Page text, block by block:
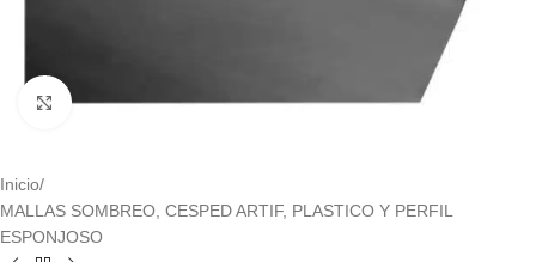
Haga Click para agrandar
Inicio/
MALLAS SOMBREO, CESPED ARTIF, PLASTICO Y PERFIL
ESPONJOSO